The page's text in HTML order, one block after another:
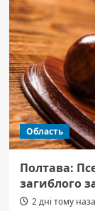
Область
Полтава:
загиблого
2 дні тому